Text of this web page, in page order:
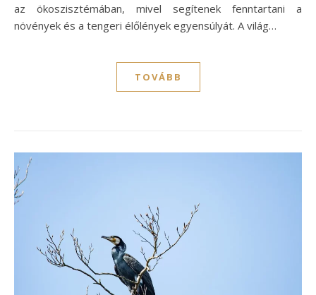
az ökoszisztémában, mivel segítenek fenntartani a
növények és a tengeri élőlények egyensúlyát. A világ…
TOVÁBB